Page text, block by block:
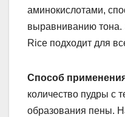
аминокислотами,
выравниванию тона.
Rice подходит для
Способ
количество пудры с
образования пены.